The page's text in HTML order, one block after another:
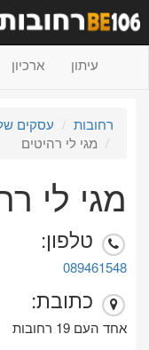
עיתון ארכיון
רחובות עסקים
מגי לי רהיטים
מגי לי
טלפון:
089461548
כתובת:
אחד העם 19 רחובות